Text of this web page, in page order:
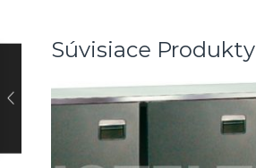
Súvisiace Produkty